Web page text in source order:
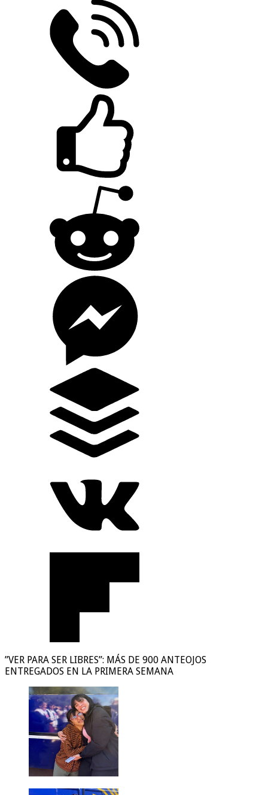
”VER PARA SER LIBRES”: MÁS DE 900 ANTEOJOS
ENTREGADOS EN LA PRIMERA SEMANA